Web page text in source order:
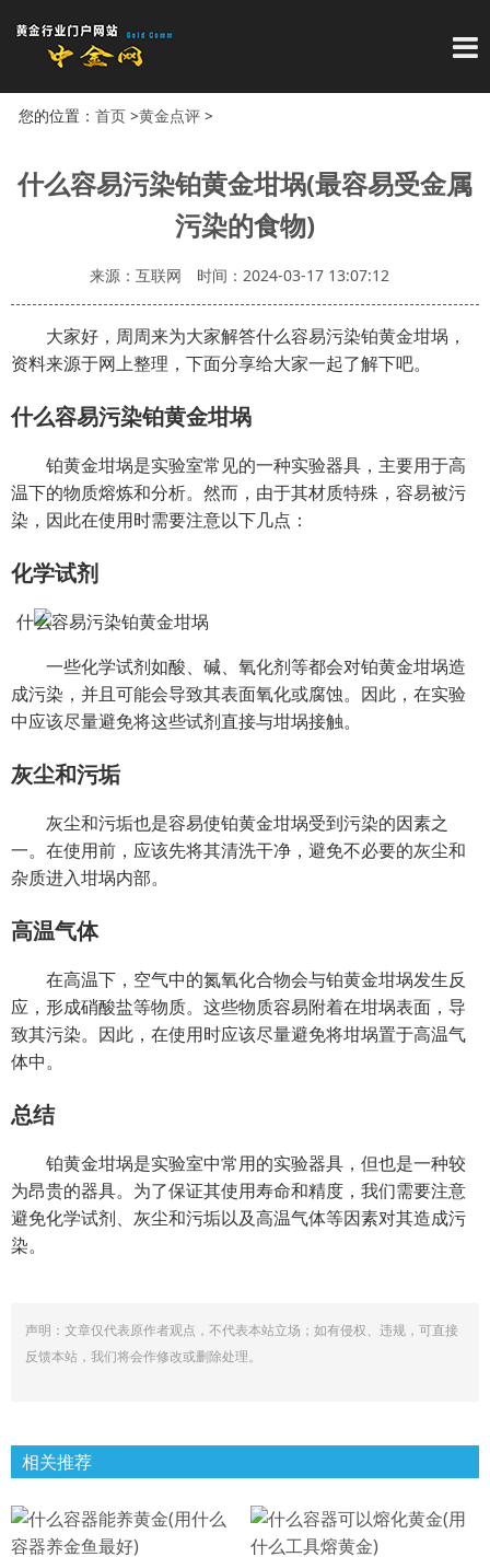
导
您的位置： 首页>黄金点评>
什么容易污染铂黄金坩埚(最容易受金属
污染的食物)
来源：互联网 时间：2024-03-17 13:07:12
大家好，周周来为大家解答什么容易污染铂黄金坩埚，
资料来源于网上整理，下面分享给大家一起了解下吧。
什么容易污染铂黄金坩埚
铂黄金坩埚是实验室常见的一种实验器具，主要用于高
温下的物质熔炼和分析。然而，由于其材质特殊，容易被污
染，因此在使用时需要注意以下几点：
化学试剂
一些化学试剂如酸、碱、氧化剂等都会对铂黄金坩埚造
成污染，并且可能会导致其表面氧化或腐蚀。因此，在实验
中应该尽量避免将这些试剂直接与坩埚接触。
灰尘和污垢
灰尘和污垢也是容易使铂黄金坩埚受到污染的因素之
一。在使用前，应该先将其清洗干净，避免不必要的灰尘和
杂质进入坩埚内部。
高温气体
在高温下，空气中的氮氧化合物会与铂黄金坩埚发生反
应，形成硝酸盐等物质。这些物质容易附着在坩埚表面，导
致其污染。因此，在使用时应该尽量避免将坩埚置于高温气
体中。
总结
铂黄金坩埚是实验室中常用的实验器具，但也是一种较
为昂贵的器具。为了保证其使用寿命和精度，我们需要注意
避免化学试剂、灰尘和污垢以及高温气体等因素对其造成污
染。
声明：文章仅代表原作者观点，不代表本站立场；如有侵权、违规，可直接
反馈本站，我们将会作修改或删除处理。
相关推荐